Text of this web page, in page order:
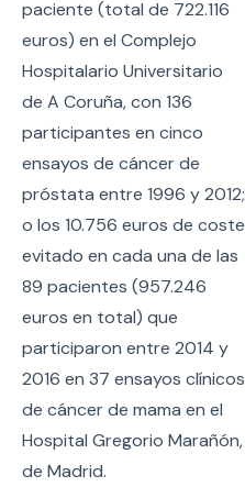
paciente (total de 722.116
euros) en el Complejo
Hospitalario Universitario
de A Coruña, con 136
participantes en cinco
ensayos de cáncer de
próstata entre 1996 y 2012;
o los 10.756 euros de coste
evitado en cada una de las
89 pacientes (957.246
euros en total) que
participaron entre 2014 y
2016 en 37 ensayos clínicos
de cáncer de mama en el
Hospital Gregorio Marañón,
de Madrid.